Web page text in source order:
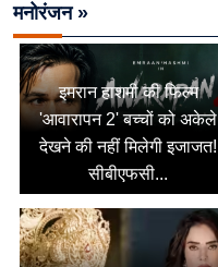
मनोरंजन »
इमरान हाशमी की फिल्म
'आवारापन 2' बच्चों को अकेले
देखने की नहीं मिलेगी इजाजत!
सीबीएफसी...